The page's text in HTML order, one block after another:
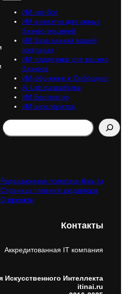
ИИ чат-бот
ИИ аналитик для умных
бизнес-решений
ИИ база знаний вашей
компании
ИИ поддержка для вашего
бизнеса
ИИ-обучение и Онбординг
AI Lab разработка
ИИ Бесплатно
ИИ акселератор
Search
Редакционная политика itinai.ru
Страница главного редактора
О проекте
Контакты
Аккредитованная IT компания
Интеллекта
itinai.ru